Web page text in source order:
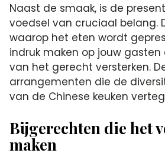
Naast de smaak, is de
voedsel van cruciaal belang.
waarop het eten wordt
indruk maken op jouw gasten
van het gerecht versterken.
arrangementen die de
van de Chinese keuken
Bijgerechten die het
maken